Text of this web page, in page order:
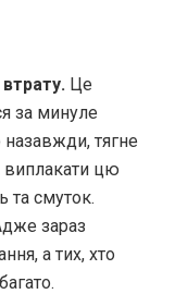
Це
за минуле
тягне
виплакати цю
та смуток.
зараз
а тих, хто